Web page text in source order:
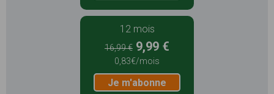
12 mois
16,99 € 9,99 €
0,83€/mois
Je m'abonne